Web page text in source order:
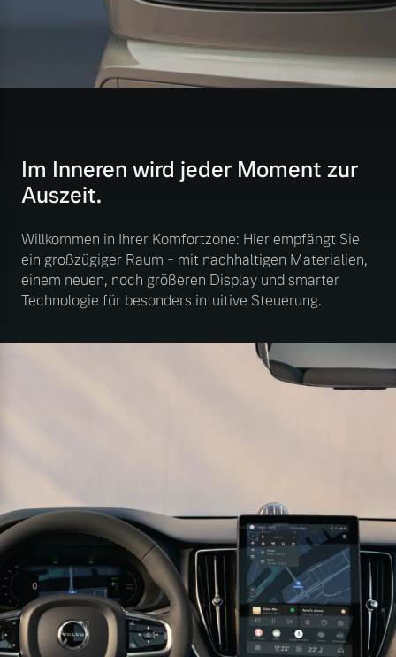
Im Inneren wird jeder Moment zur
Auszeit.
Willkommen in Ihrer Komfortzone: Hier empfängt Sie
ein großzügiger Raum - mit nachhaltigen Materialien,
einem neuen, noch größeren Display und smarter
Technologie für besonders intuitive Steuerung.